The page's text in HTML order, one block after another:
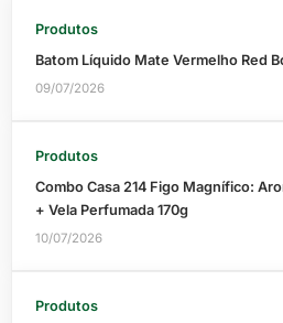
Produtos
Batom Líquido Mate Vermelho Red
09/07/2026
Produtos
Combo Casa 214 Figo Magnífico:
+ Vela Perfumada 170g
10/07/2026
Produtos